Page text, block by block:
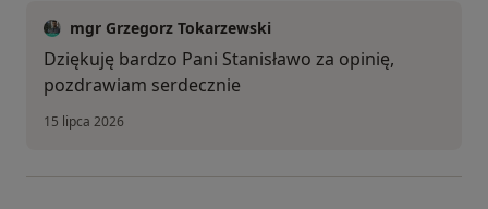
mgr Grzegorz Tokarzewski
Dziękuję bardzo Pani Stanisławo za opinię,
pozdrawiam serdecznie
15 lipca 2026